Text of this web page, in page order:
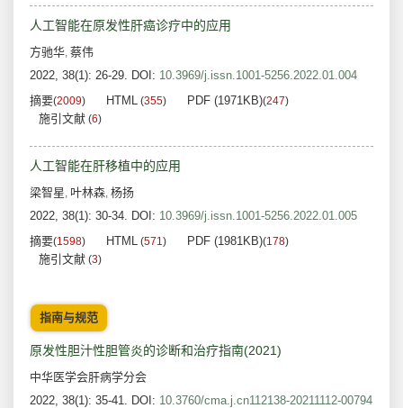
人工智能在原发性肝癌诊疗中的应用
方驰华, 蔡伟
2022, 38(1): 26-29. DOI: 10.3969/j.issn.1001-5256.2022.01.004
摘要(2009) HTML (355) PDF (1971KB)(247)
施引文献 (6)
人工智能在肝移植中的应用
梁智星, 叶林森, 杨扬
2022, 38(1): 30-34. DOI: 10.3969/j.issn.1001-5256.2022.01.005
摘要(1598) HTML (571) PDF (1981KB)(178)
施引文献 (3)
指南与规范
原发性胆汁性胆管炎的诊断和治疗指南(2021)
中华医学会肝病学分会
2022, 38(1): 35-41. DOI: 10.3760/cma.j.cn112138-20211112-00794